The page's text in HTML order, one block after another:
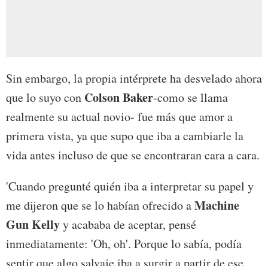
Sin embargo, la propia intérprete ha desvelado ahora
que lo suyo con Colson Baker-como se llama
realmente su actual novio- fue más que amor a
primera vista, ya que supo que iba a cambiarle la
vida antes incluso de que se encontraran cara a cara.
'Cuando pregunté quién iba a interpretar su papel y
me dijeron que se lo habían ofrecido aMachine
Gun Kellyy acababa de aceptar, pensé
inmediatamente: 'Oh, oh'. Porque lo sabía, podía